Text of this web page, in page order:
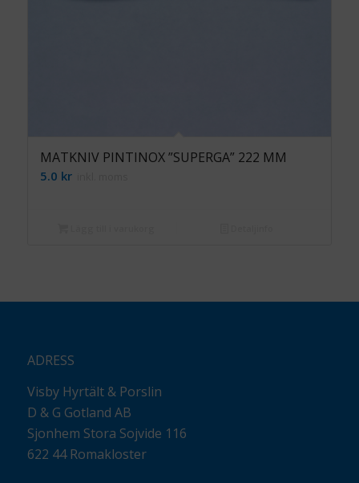
MATKNIV PINTINOX ”SUPERGA” 222 MM
5.0 krinkl. moms
ADRESS
Visby Hyrtält & Porslin
D & G Gotland AB
Sjonhem Stora Sojvide 116
622 44 Romakloster